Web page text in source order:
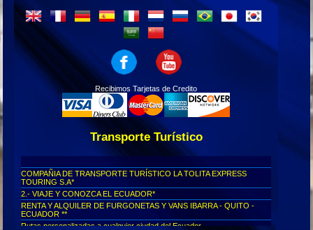
Recibimos Tarjetas de Credito
Transporte Turístico
COMPAÑIA DE TRANSPORTE TURÍSTICO LA TOLITA EXPRESS
TOURING S.A*
2.- VIAJE Y CONOZCA EL ECUADOR*
RENTA Y ALQUILER DE FURGONETAS Y VANS IBARRA - QUITO -
ECUADOR **
Rutas personalizadas a cualquier ciudad del Ecuador...